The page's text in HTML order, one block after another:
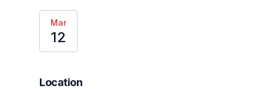
Mar
12
Location